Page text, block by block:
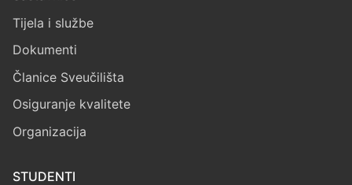
Tijela i službe
Dokumenti
Članice Sveučilišta
Osiguranje kvalitete
Organizacija
STUDENTI